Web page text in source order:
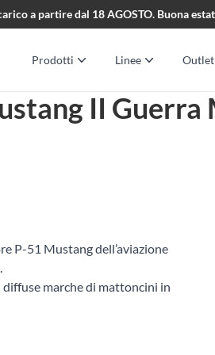
a partire dal 18 AGOSTO. Buona
Prodotti Linee Outlet
II Guerra
P-51 Mustang dell’aviazione
marche di mattoncini in